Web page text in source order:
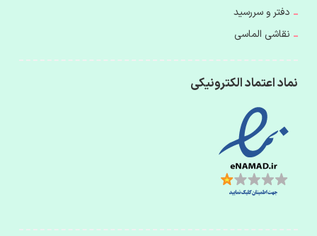
دفتر و سررسید
نقاشی الماسی
نماد اعتماد الکترونیکی